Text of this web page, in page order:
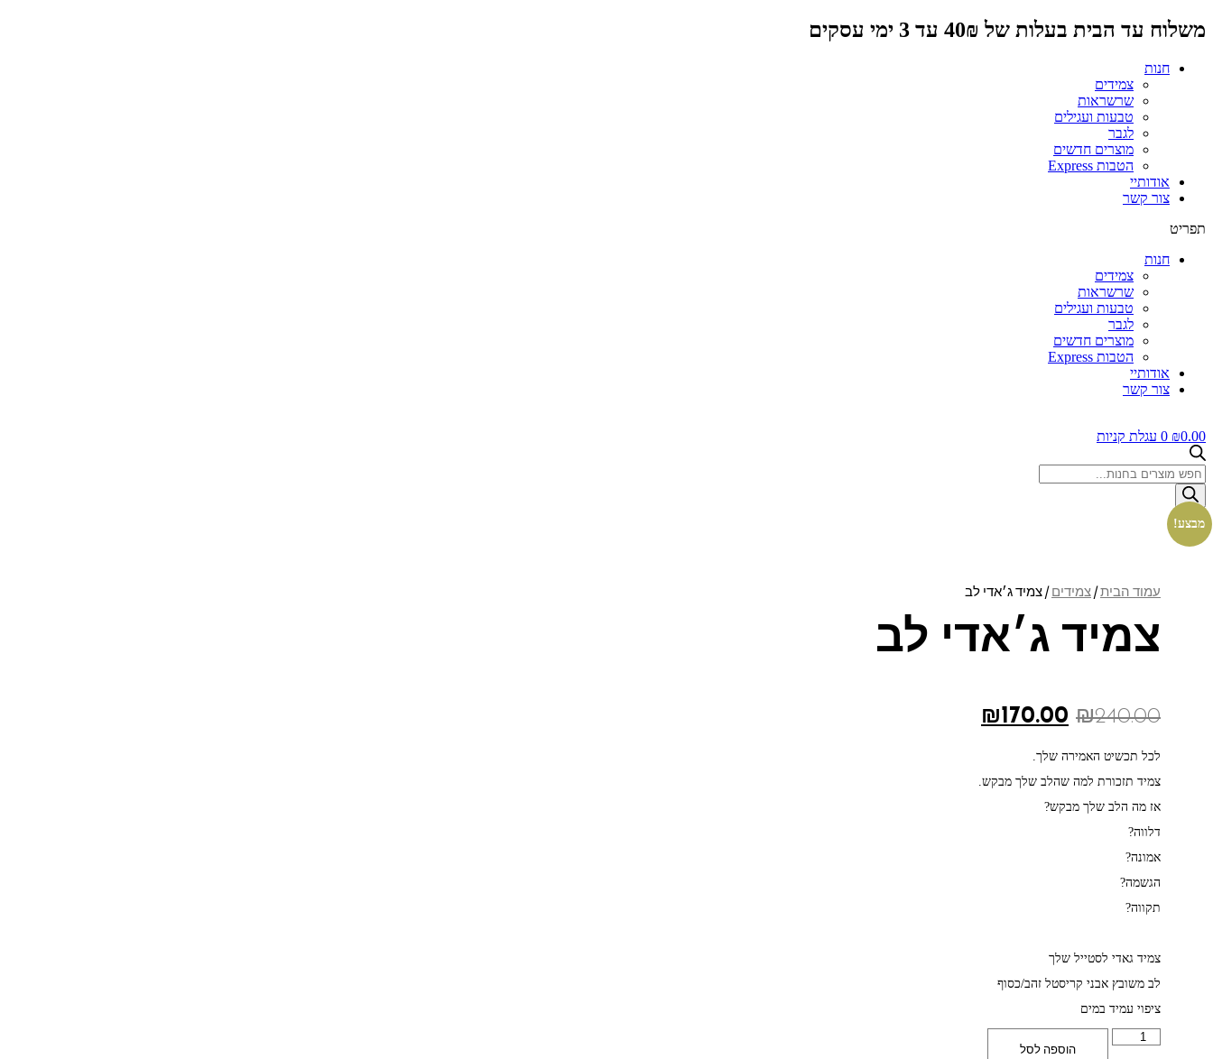
דלג
לתוכן
משלוח עד הבית בעלות של 40₪ עד 3 ימי עסקים
חנות
צמידים
שרשראות
טבעות ועגילים
לגבר
מוצרים חדשים
הטבות Express
אודותיי
צור קשר
תפריט
חנות
צמידים
שרשראות
טבעות ועגילים
לגבר
מוצרים חדשים
הטבות Express
אודותיי
צור קשר
₪0.00
0 עגלת קניות
Products
search
עמוד הבית/צמידים/ צמיד ג׳אדי לב
צמיד ג׳אדי לב
₪240.00
המחיר
היה:
₪240.00.
₪170.00
לכל תכשיט האמירה שלך.
צמיד תזכורת למה שהלב שלך מבקש.
אז מה הלב שלך מבקש?
דלווה?
אמונה?
הגשמה?
תקווה?
צמיד גאדי לסטייל שלך
לב משובץ אבני קריסטל זהב/כסוף
ציפוי עמיד במים
כמות
הוספה לסל
מבצע!